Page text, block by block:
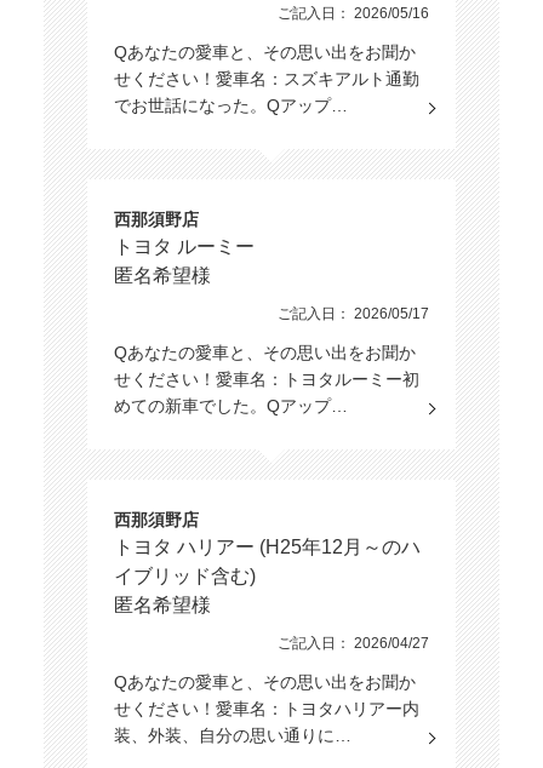
ご記入日： 2026/05/16
Qあなたの愛車と、その思い出をお聞か
せください！愛車名：スズキアルト通勤
でお世話になった。Qアップ…
西那須野店
トヨタ ルーミー
匿名希望様
ご記入日： 2026/05/17
Qあなたの愛車と、その思い出をお聞か
せください！愛車名：トヨタルーミー初
めての新車でした。Qアップ…
西那須野店
トヨタ ハリアー (H25年12月～のハ
イブリッド含む)
匿名希望様
ご記入日： 2026/04/27
Qあなたの愛車と、その思い出をお聞か
せください！愛車名：トヨタハリアー内
装、外装、自分の思い通りに…